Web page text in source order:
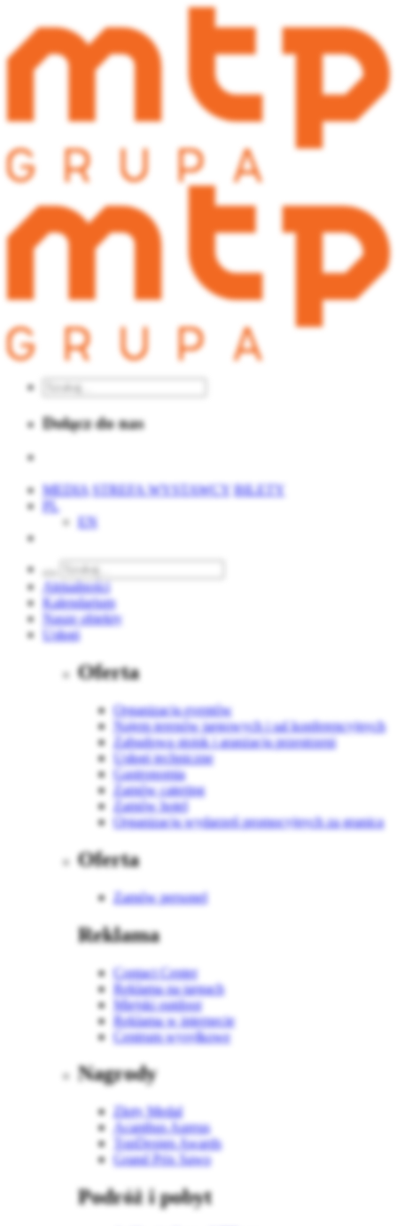
Dołącz do nas
MEDIA STREFA WYSTAWCY BILETY
PL
EN
Aktualności
Kalendarium
Nasze obiekty
Usługi
Oferta
Organizacja eventów
Najem terenów targowych i sal konferencyjnych
Zabudowa stoisk i aranżacja przestrzeni
Usługi techniczne
Gastronomia
Zamów catering
Zamów hotel
Organizacja wydarzeń promocyjnych za granicą
Oferta
Zamów personel
Reklama
Contact Center
Reklama na targach
Miejski outdoor
Reklama w internecie
Centrum wysyłkowe
Nagrody
Złoty Medal
Acanthus Aureus
TopDesign Awards
Grand Prix Sawo
Podróż i pobyt